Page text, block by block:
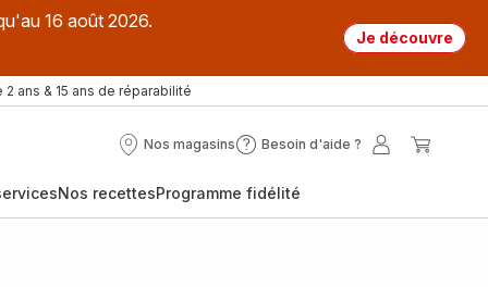
16 août 2026.
Je découvre
2 ans & 15 ans de réparabilité
Nos magasins
Nos
Besoin d'aide ?
Besoin
?
Mon
Nos recettesProgramme fidélité